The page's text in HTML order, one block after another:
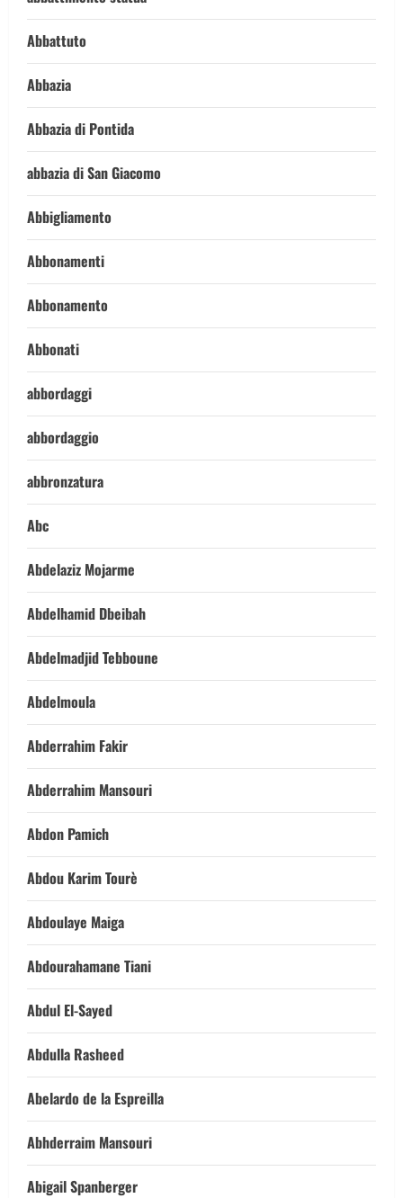
Abbattuto
Abbazia
Abbazia di Pontida
abbazia di San Giacomo
Abbigliamento
Abbonamenti
Abbonamento
Abbonati
abbordaggi
abbordaggio
abbronzatura
Abc
Abdelaziz Mojarme
Abdelhamid Dbeibah
Abdelmadjid Tebboune
Abdelmoula
Abderrahim Fakir
Abderrahim Mansouri
Abdon Pamich
Abdou Karim Tourè
Abdoulaye Maiga
Abdourahamane Tiani
Abdul El-Sayed
Abdulla Rasheed
Abelardo de la Espreilla
Abhderraim Mansouri
Abigail Spanberger